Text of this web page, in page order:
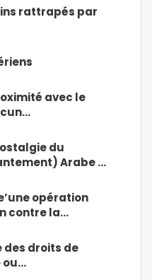
rattrapés par
avec le
du
Arabe …
opération
contre la…
des droits de
ou…